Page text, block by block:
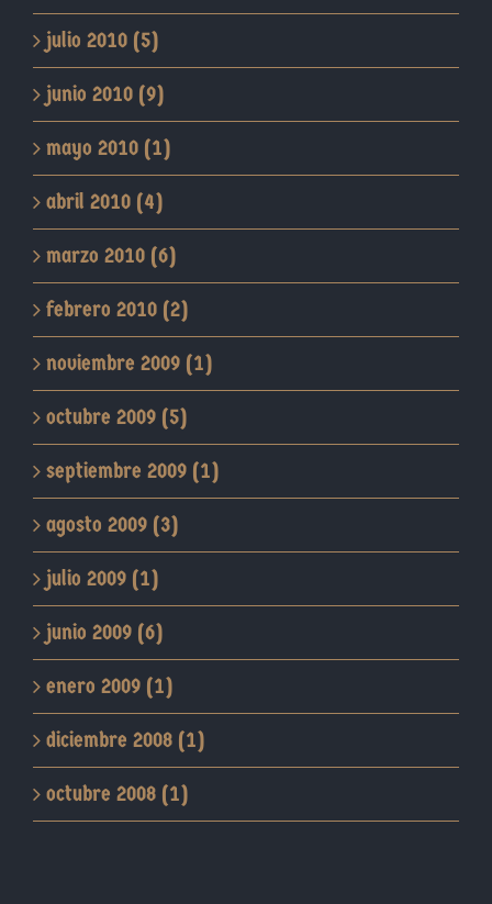
julio 2010 (5)
junio 2010 (9)
mayo 2010 (1)
abril 2010 (4)
marzo 2010 (6)
febrero 2010 (2)
noviembre 2009 (1)
octubre 2009 (5)
septiembre 2009 (1)
agosto 2009 (3)
julio 2009 (1)
junio 2009 (6)
enero 2009 (1)
diciembre 2008 (1)
octubre 2008 (1)